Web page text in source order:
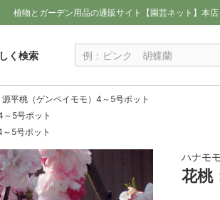
植物とガーデン用品の通販サイト【園芸ネット】本
く検索
平桃（ゲンペイモモ）4～5号ポット
5号ポット
5号ポット
ハナモ
花桃